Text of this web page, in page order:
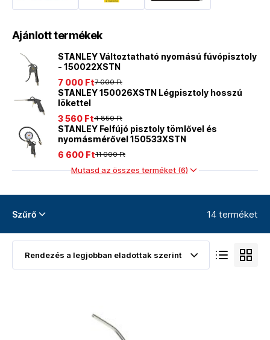
Ajánlott termékek
STANLEY Változtatható nyomású fúvópisztoly
- 150022XSTN
7 000 Ft
7 000 Ft
STANLEY 150026XSTN Légpisztoly hosszú
lökettel
4 850 Ft
3 560 Ft
STANLEY Felfújó pisztoly tömlővel és
nyomásmérővel 150533XSTN
11 000 Ft
6 600 Ft
Mutasd az összes terméket (6)
Szűrő 14 terméket